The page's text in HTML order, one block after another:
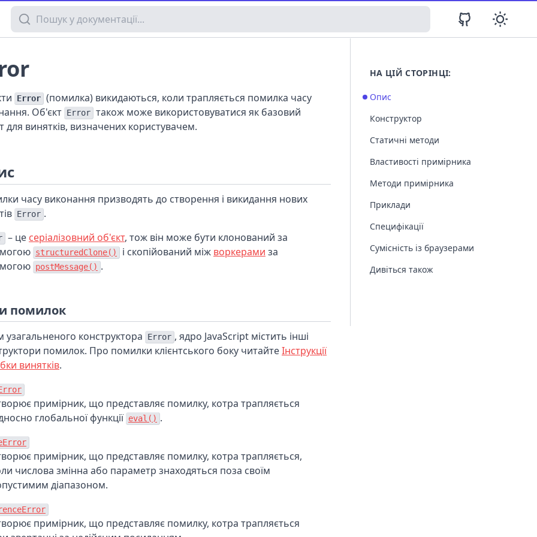
Пошук у документації
Error (помилка) викидаються, коли трапляється помилка часу
Об'єкт Error також може використовуватися як базовий
для винятків, визначених користувачем.
часу виконання призводять до створення і викидання нових
Error .
– це серіалізовний об'єкт, тож він може бути клонований за
structuredClone() і скопійований між воркерами за
postMessage() .
помилок
узагальненого конструктора Error , ядро JavaScript містить інші
помилок. Про помилки клієнтського боку читайтеІнструкції
винятків.
примірник, що представляє помилку, котра трапляється
глобальної функції eval() .
примірник, що представляє помилку, котра трапляється,
числова змінна або параметр знаходяться поза своїм
діапазоном.
примірник, що представляє помилку, котра трапляється
НА ЦІЙ СТОРІНЦІ:
Опис
Конструктор
Статичні методи
Властивості примірника
Методи примірника
Приклади
Специфікації
Сумісність із браузерами
Дивіться також